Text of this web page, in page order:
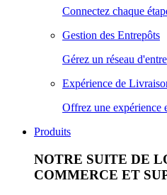
Connectez chaque
Gestion des Entrepôts
Gérez un réseau
Expérience de
Offrez une expérience
Produits
NOTRE SUITE DE
COMMERCE ET